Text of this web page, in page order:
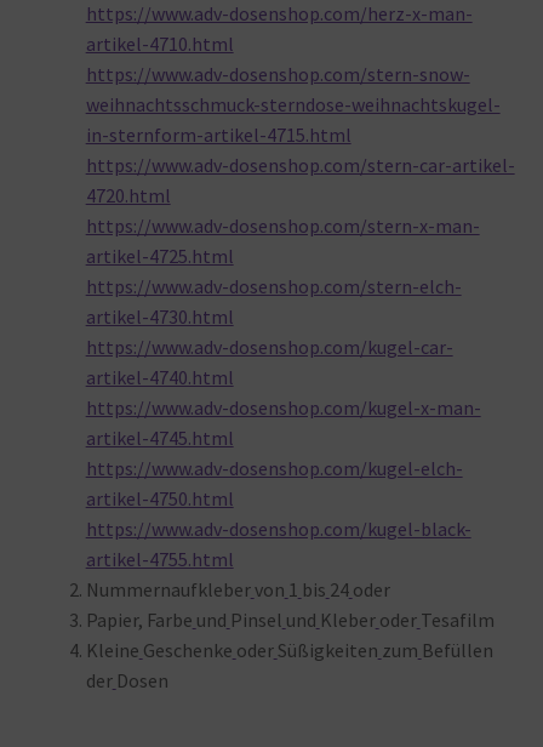
https://www.adv-dosenshop.com/herz-x-man-
artikel-4710.html
https://www.adv-dosenshop.com/stern-snow-
weihnachtsschmuck-sterndose-weihnachtskugel-
in-sternform-artikel-4715.html
https://www.adv-dosenshop.com/stern-car-artikel-
4720.html
https://www.adv-dosenshop.com/stern-x-man-
artikel-4725.html
https://www.adv-dosenshop.com/stern-elch-
artikel-4730.html
https://www.adv-dosenshop.com/kugel-car-
artikel-4740.html
https://www.adv-dosenshop.com/kugel-x-man-
artikel-4745.html
https://www.adv-dosenshop.com/kugel-elch-
artikel-4750.html
https://www.adv-dosenshop.com/kugel-black-
artikel-4755.html
Nummernaufklebervon 1 bis 24 oder
Papier, Farbe und Pinsel und Kleber oder Tesafilm
Kleine Geschenke oder Süßigkeiten zum Befüllen
der Dosen